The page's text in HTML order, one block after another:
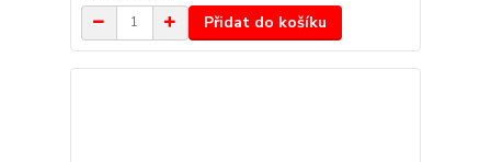
Přidat do košíku